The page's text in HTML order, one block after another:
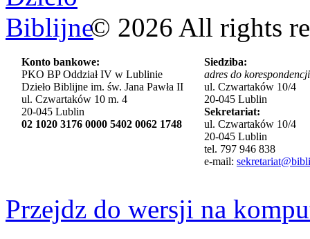
© 2026 All rights
Konto bankowe:
PKO BP Oddział IV w Lublinie
Dzieło Biblijne im. św. Jana Pawła II
ul. Czwartaków 10 m. 4
20-045 Lublin
02 1020 3176 0000 5402 0062 1748
Siedziba:
adres do
ul. Czwartaków 10/4
20-045 Lublin
Sekretariat:
ul. Czwartaków 10/4
20-045 Lublin
tel. 797 946 838
e-mail:
Przejdz do wersji na